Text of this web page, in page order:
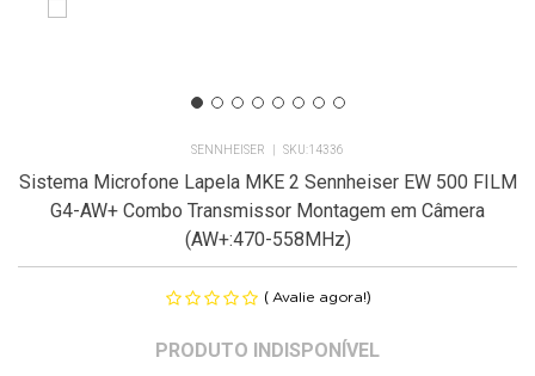
SENNHEISER 14336
Sistema Microfone Lapela MKE 2 Sennheiser EW 500 FILM
G4-AW+ Combo Transmissor Montagem em Câmera
(AW+:470-558MHz)
( Avalie agora!)